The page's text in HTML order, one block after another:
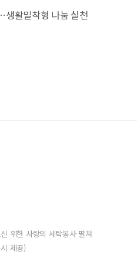
생활밀착형 나눔 실천
위한 사랑의 세탁봉사 펼쳐
제공)